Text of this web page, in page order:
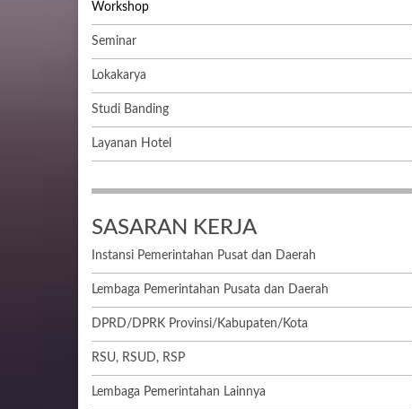
Workshop
Seminar
Lokakarya
Studi Banding
Layanan Hotel
SASARAN KERJA
Instansi Pemerintahan Pusat dan Daerah
Lembaga Pemerintahan Pusata dan Daerah
DPRD/DPRK Provinsi/Kabupaten/Kota
RSU, RSUD, RSP
Lembaga Pemerintahan Lainnya